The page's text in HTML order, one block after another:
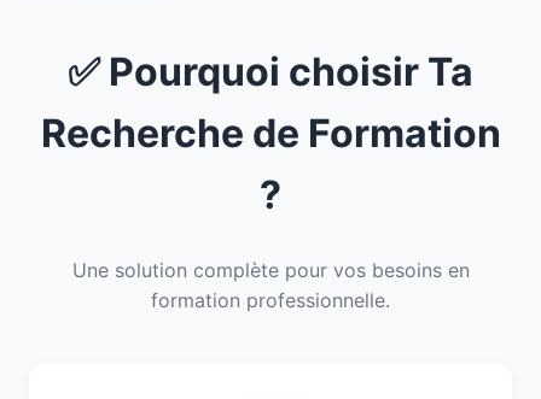
✅ Pourquoi choisir Ta
Recherche de Formation
?
Une solution complète pour vos besoins en
formation professionnelle.